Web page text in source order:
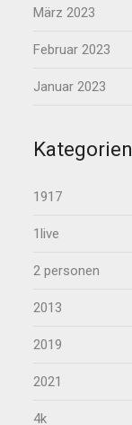
März 2023
Februar 2023
Januar 2023
Kategorien
1917
1live
2 personen
2013
2019
2021
4k